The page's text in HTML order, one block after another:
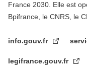
France 2030. Elle est
Bpifrance, le CNRS, le
info.gouv.fr
legifrance.gouv.fr